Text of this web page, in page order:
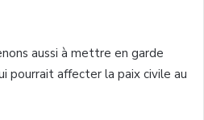
aussi à mettre en garde
pourrait affecter la paix civile au